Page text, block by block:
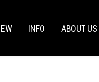
INFO ABOUT US